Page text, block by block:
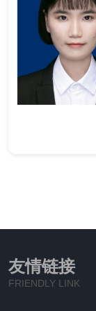
友情链接
FRIENDLY LINK